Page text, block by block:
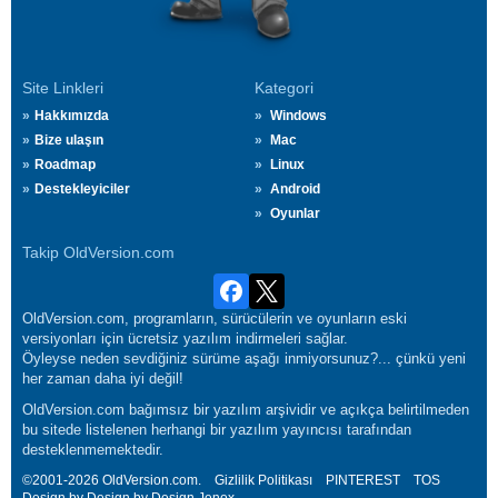
Site Linkleri
Hakkımızda
Bize ulaşın
Roadmap
Destekleyiciler
Kategori
Windows
Mac
Linux
Android
Oyunlar
Takip OldVersion.com
OldVersion.com, programların, sürücülerin ve oyunların eski
versiyonları için ücretsiz yazılım indirmeleri sağlar.
Öyleyse neden sevdiğiniz sürüme aşağı inmiyorsunuz?... çünkü yeni
her zaman daha iyi değil!
OldVersion.com bağımsız bir yazılım arşividir ve açıkça belirtilmeden
bu sitede listelenen herhangi bir yazılım yayıncısı tarafından
desteklenmemektedir.
©2001-2026 OldVersion.com. Gizlilik Politikası PINTEREST
TOS